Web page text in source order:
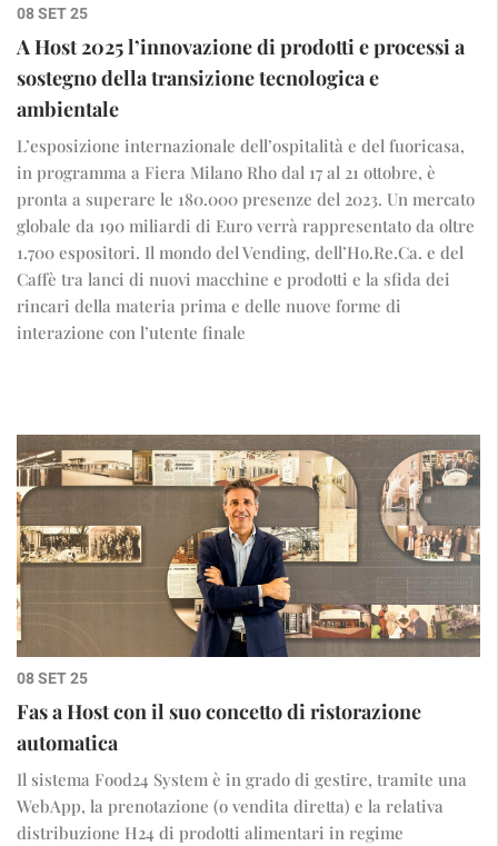
08 SET 25
A Host 2025 l’innovazione di prodotti e processi a
sostegno della transizione tecnologica e
ambientale
L’esposizione internazionale dell’ospitalità e del fuoricasa,
in programma a Fiera Milano Rho dal 17 al 21 ottobre, è
pronta a superare le 180.000 presenze del 2023. Un mercato
globale da 190 miliardi di Euro verrà rappresentato da oltre
1.700 espositori. Il mondo del Vending, dell’Ho.Re.Ca. e del
Caffè tra lanci di nuovi macchine e prodotti e la sfida dei
rincari della materia prima e delle nuove forme di
interazione con l’utente finale
08 SET 25
Fas a Host con il suo concetto di ristorazione
automatica
Il sistema Food24 System è in grado di gestire, tramite una
WebApp, la prenotazione (o vendita diretta) e la relativa
distribuzione H24 di prodotti alimentari in regime